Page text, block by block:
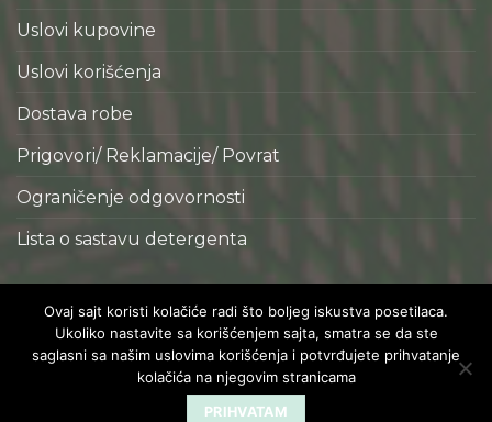
Uslovi kupovine
Uslovi korišćenja
Dostava robe
Prigovori/ Reklamacije/ Povrat
Ograničenje odgovornosti
Lista o sastavu detergenta
Copyright 2026 © Realizacija Actuel d.o.o.
Ovaj sajt koristi kolačiće radi što boljeg iskustva posetilaca.
Ukoliko nastavite sa korišćenjem sajta, smatra se da ste
saglasni sa našim uslovima korišćenja i potvrđujete prihvatanje
kolačića na njegovim stranicama
PRIHVATAM